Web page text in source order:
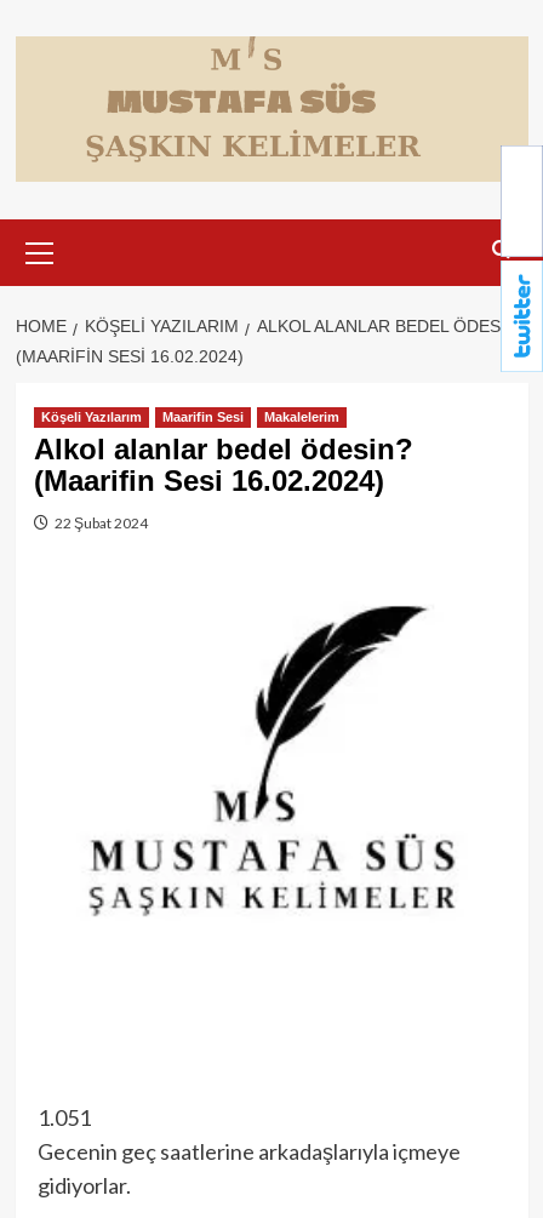
to
Menu
HOME KÖŞELI YAZILARIM
ALKOL ALANLAR BEDEL ÖDESIN?
(MAARIFIN SESI 16.02.2024)
Köşeli Yazılarım Maarifin Sesi Makalelerim
Alkol alanlar bedel ödesin?
(Maarifin Sesi 16.02.2024)
22 Şubat 2024
1.051
Gecenin geç saatlerine arkadaşlarıyla içmeye
gidiyorlar.